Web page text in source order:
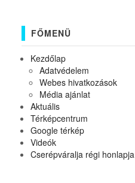
FŐMENÜ
Kezdőlap
Adatvédelem
Webes hivatkozások
Média ajánlat
Aktuális
Térképcentrum
Google térkép
Videók
Cserépváralja régi honlapja